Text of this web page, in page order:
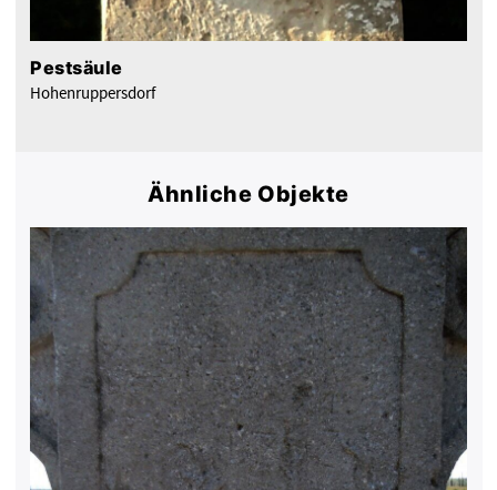
Pestsäule
Hohenruppersdorf
Ähnliche Objekte